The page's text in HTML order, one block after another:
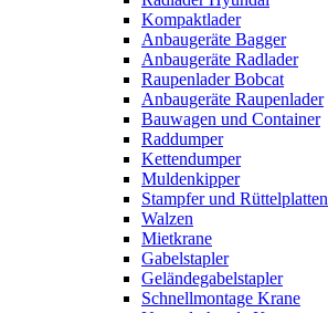
Kompaktlader
Anbaugeräte Bagger
Anbaugeräte Radlader
Raupenlader Bobcat
Anbaugeräte Raupenlader
Bauwagen und Container
Raddumper
Kettendumper
Muldenkipper
Stampfer und Rüttelplatten
Walzen
Mietkrane
Gabelstapler
Geländegabelstapler
Schnellmontage Krane